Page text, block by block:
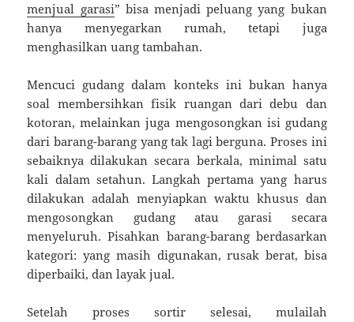
menjual garasi” bisa menjadi peluang yang bukan
hanya menyegarkan rumah, tetapi juga
menghasilkan uang tambahan.
Mencuci gudang dalam konteks ini bukan hanya
soal membersihkan fisik ruangan dari debu dan
kotoran, melainkan juga mengosongkan isi gudang
dari barang-barang yang tak lagi berguna. Proses ini
sebaiknya dilakukan secara berkala, minimal satu
kali dalam setahun. Langkah pertama yang harus
dilakukan adalah menyiapkan waktu khusus dan
mengosongkan gudang atau garasi secara
menyeluruh. Pisahkan barang-barang berdasarkan
kategori: yang masih digunakan, rusak berat, bisa
diperbaiki, dan layak jual.
Setelah proses sortir selesai, mulailah